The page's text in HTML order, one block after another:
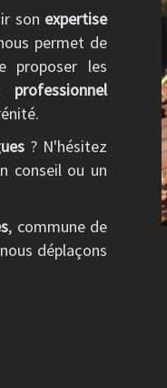
son expertise
permet de
proposer les
professionnel
? N'hésitez
conseil ou un
, commune de
déplaçons